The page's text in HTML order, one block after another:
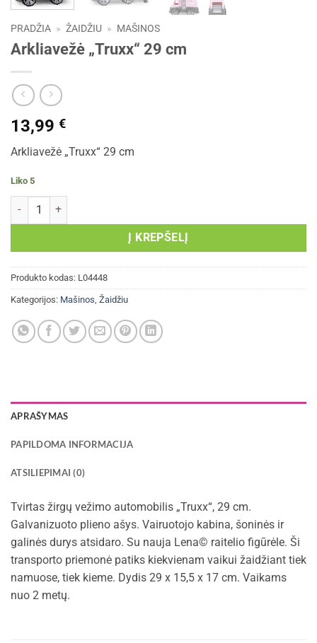
PRADŽIA » ŽAIDŽIU » MAŠINOS
Arkliavežė „Truxx“ 29 cm
13,99 €
Arkliavežė „Truxx“ 29 cm
Liko 5
produkto kiekis: Arkliavežė „Truxx“ 29 cm
Į KREPŠELĮ
Produkto kodas: L04448
Kategorijos: Mašinos Žaidžiu
APRAŠYMAS
PAPILDOMA INFORMACIJA
ATSILIEPIMAI (0)
Tvirtas žirgų vežimo automobilis „Truxx“, 29 cm.
Galvanizuoto plieno ašys. Vairuotojo kabina, šoninės ir
galinės durys atsidaro. Su nauja Lena© raitelio figūrėle. Ši
transporto priemonė patiks kiekvienam vaikui žaidžiant tiek
namuose, tiek kieme. Dydis 29 x 15,5 x 17 cm. Vaikams
nuo 2 metų.